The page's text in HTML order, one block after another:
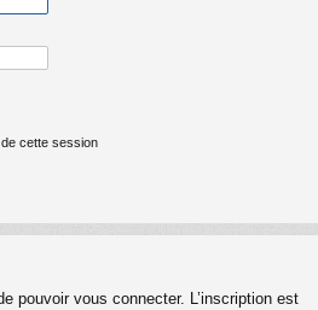
cette session
pouvoir vous connecter. L’inscription est